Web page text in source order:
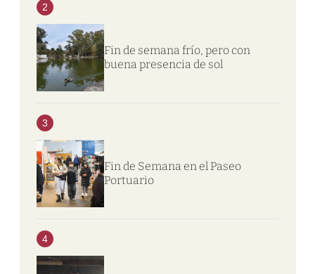
2
Fin de semana frío, pero con
buena presencia de sol
3
Fin de Semana en el Paseo
Portuario
4